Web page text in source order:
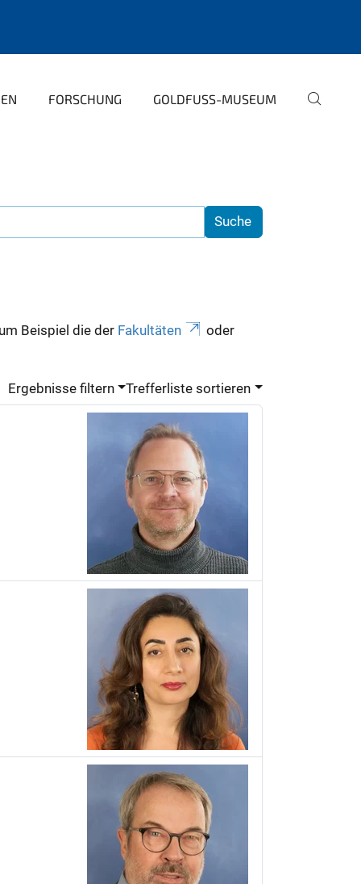
FORSCHUNG GOLDFUSS-MUSEUM
Beispiel die der Fakultäten
oder
Ergebnisse filtern Trefferliste sortieren